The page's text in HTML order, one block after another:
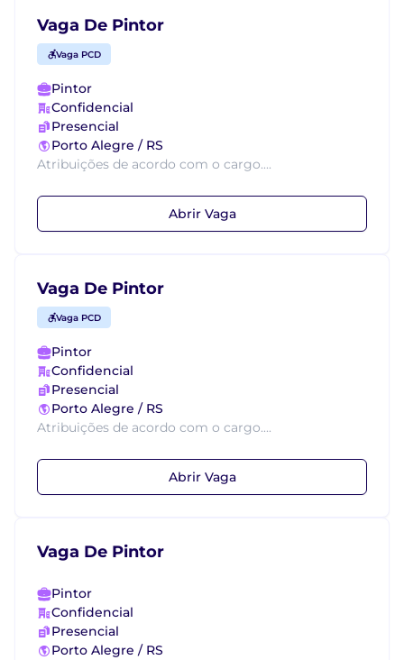
Vaga De Pintor
Vaga PCD
Pintor
Confidencial
Presencial
Porto Alegre / RS
Atribuições de acordo com o cargo....
Abrir Vaga
Vaga De Pintor
Vaga PCD
Pintor
Confidencial
Presencial
Porto Alegre / RS
Atribuições de acordo com o cargo....
Abrir Vaga
Vaga De Pintor
Pintor
Confidencial
Presencial
Porto Alegre / RS